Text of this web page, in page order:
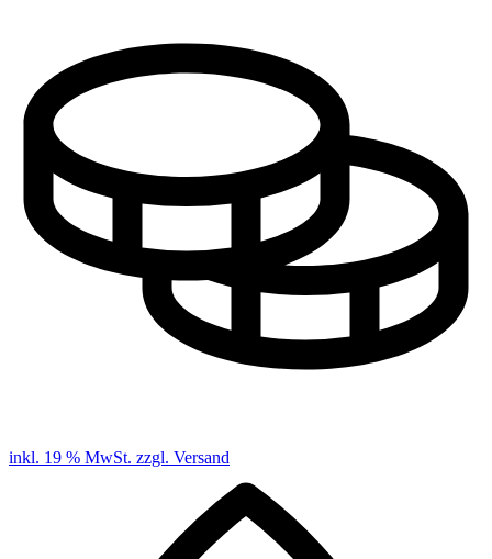
inkl. 19 % MwSt. zzgl. Versand